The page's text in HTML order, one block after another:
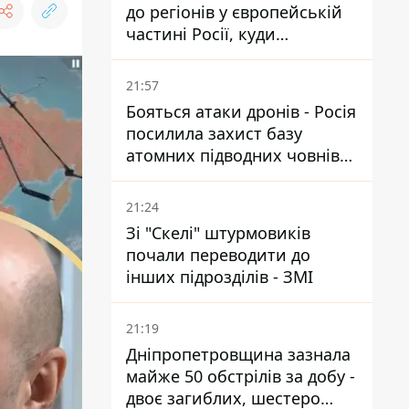
до регіонів у європейській
частині Росії, куди
регулярно долітають дрони
21:57
Бояться атаки дронів - Росія
посилила захист базу
атомних підводних човнів
за 7400 км від України
21:24
Зі "Скелі" штурмовиків
почали переводити до
інших підрозділів - ЗМІ
21:19
Дніпропетровщина зазнала
майже 50 обстрілів за добу -
двоє загиблих, шестеро